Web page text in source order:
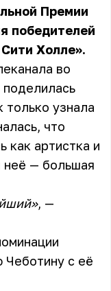
Премии
победителей
Холле».
во
только узнала
что
как артистка и
неё — большая
, —
Чеботину с её